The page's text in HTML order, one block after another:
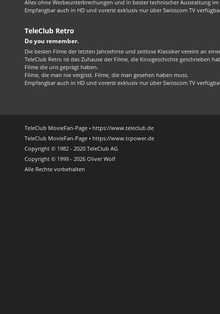
Alles ohne Werbeunterbrechungen und in bester technischer Ausstattung
Empfangbar auch in HD und vorerst exklusiv nur über Swisscom TV
TeleClub Retro
Do you remember.
Die besten Filme der letzten Jahrzehnte und zeitlose Klassiker vereint an
TeleClub Retro ist das Zuhause der Filme, die Kinogeschichte geschrieben
Filme die uns geprägt haben.
Filme, die man nie vergisst. Filme, die man gesehen haben muss.
Empfangbar auch in HD und vorerst exklusiv nur über Swisscom TV
TeleClub MovieFan-Page • https://www.teleclub.de
TeleClub MovieFan-Page • https://www.tcpower.de
Copyright © 1982 - 2020 TeleClub AG
Copyright © 1999 - 2026 Oliver Wolf
Alle Rechte vorbehalten